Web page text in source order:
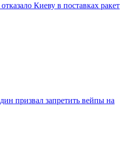
Киеву в поставках ракет
призвал запретить вейпы на